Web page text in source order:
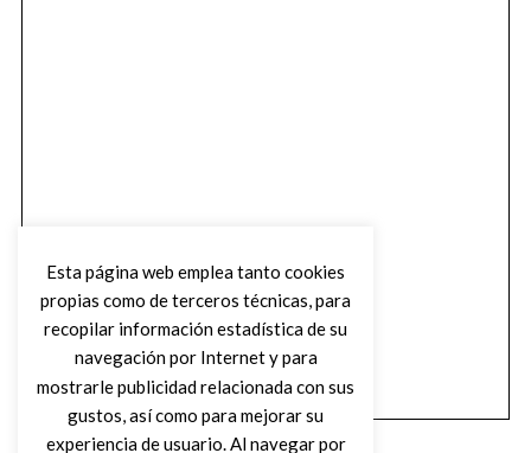
Esta página web emplea tanto cookies
propias como de terceros técnicas, para
recopilar información estadística de su
navegación por Internet y para
mostrarle publicidad relacionada con sus
gustos, así como para mejorar su
experiencia de usuario. Al navegar por